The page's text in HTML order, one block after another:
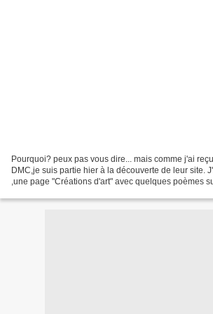
Pourquoi? peux pas vous dire... mais comme j'ai
DMC,je suis partie hier à la découverte de leur site.
,une page "Créations d'art" avec quelques poèmes